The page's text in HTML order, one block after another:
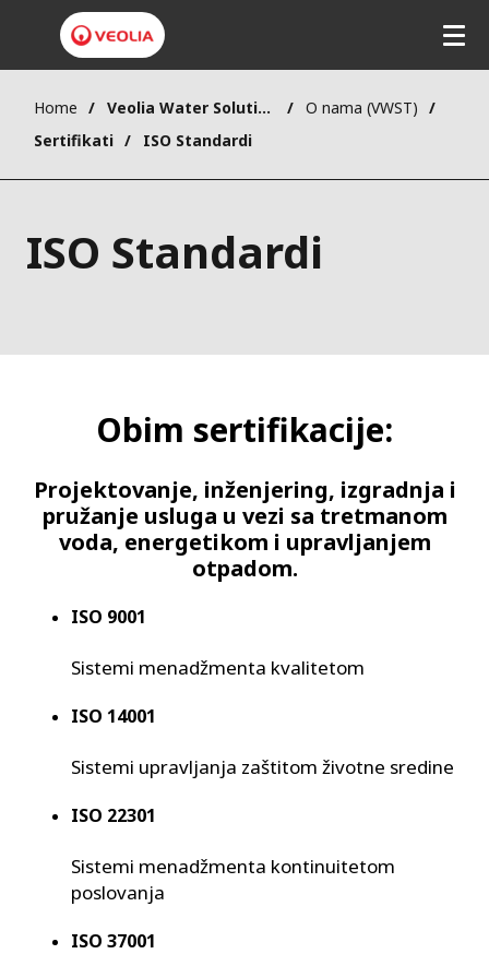
Home Veolia Water Solutions & Technologies (VWST)
O nama (VWST)
Sertifikati
ISO Standardi
ISO Standardi
Obim sertifikacije:
Projektovanje, inženjering, izgradnja i
pružanje usluga u vezi sa tretmanom
voda, energetikom i upravljanjem
otpadom.
ISO 9001
Sistemi menadžmenta kvalitetom
ISO 14001
Sistemi upravljanja zaštitom životne sredine
ISO 22301
Sistemi menadžmenta kontinuitetom
poslovanja
ISO 37001